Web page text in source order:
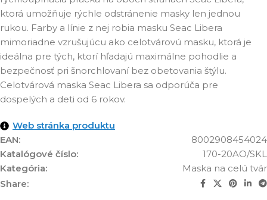
ktorá umožňuje rýchle odstránenie masky len jednou
rukou. Farby a línie z nej robia masku Seac Libera
mimoriadne vzrušujúcu ako celotvárovú masku, ktorá je
ideálna pre tých, ktorí hľadajú maximálne pohodlie a
bezpečnosť pri šnorchlovaní bez obetovania štýlu.
Celotvárová maska Seac Libera sa odporúča pre
dospelých a deti od 6 rokov.
Web stránka produktu
EAN:
8002908454024
Katalógové číslo:
170-20AO/SKL
Kategória:
Maska na celú tvár
Share: